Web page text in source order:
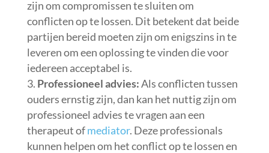
zijn om compromissen te sluiten om
conflicten op te lossen. Dit betekent dat beide
partijen bereid moeten zijn om enigszins in te
leveren om een oplossing te vinden die voor
iedereen acceptabel is.
Professioneel advies:Als conflicten tussen
ouders ernstig zijn, dan kan het nuttig zijn om
professioneel advies te vragen aan een
therapeut ofmediator. Deze professionals
kunnen helpen om het conflict op te lossen en